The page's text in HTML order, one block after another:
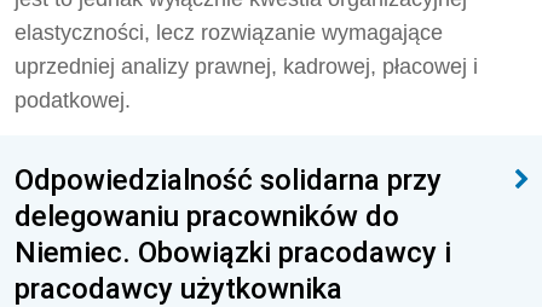
elastyczności, lecz rozwiązanie wymagające
uprzedniej analizy prawnej, kadrowej, płacowej i
podatkowej.
Odpowiedzialność solidarna przy
delegowaniu pracowników do
Niemiec. Obowiązki pracodawcy i
pracodawcy użytkownika